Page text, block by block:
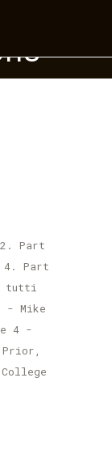
Part
4. Part
tutti
- Mike
4 -
Prior,